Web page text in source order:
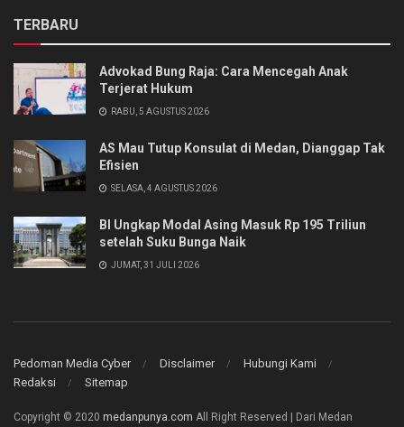
TERBARU
Advokad Bung Raja: Cara Mencegah Anak
Terjerat Hukum
RABU, 5 AGUSTUS 2026
AS Mau Tutup Konsulat di Medan, Dianggap Tak
Efisien
SELASA, 4 AGUSTUS 2026
BI Ungkap Modal Asing Masuk Rp 195 Triliun
setelah Suku Bunga Naik
JUMAT, 31 JULI 2026
Pedoman Media Cyber Disclaimer
Hubungi Kami
Redaksi
Sitemap
Copyright © 2020 medanpunya.com All Right Reserved | Dari Medan